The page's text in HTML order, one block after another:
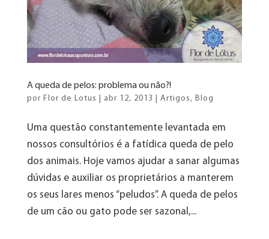
A queda de pelos: problema ou não?!
por Flor de Lotus abr 12, 2013 Artigos, Blog
Uma questão constantemente levantada em
nossos consultórios é a fatídica queda de pelo
dos animais. Hoje vamos ajudar a sanar algumas
dúvidas e auxiliar os proprietários a manterem
os seus lares menos “peludos”. A queda de pelos
de um cão ou gato pode ser sazonal,...